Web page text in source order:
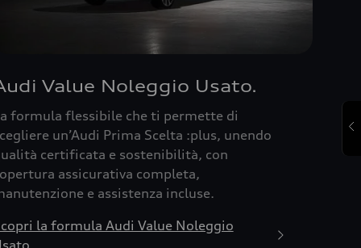
Value Noleggio Usato.
formula flessibile che ti permette di
un’Audi Prima Scelta :plus, unendo
certificata e sostenibilità, con
assicurativa completa,
e assistenza incluse.
la formula Audi Value Noleggio